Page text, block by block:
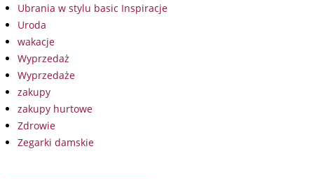
Ubrania w stylu basic Inspiracje
Uroda
wakacje
Wyprzedaż
Wyprzedaże
zakupy
zakupy hurtowe
Zdrowie
Zegarki damskie